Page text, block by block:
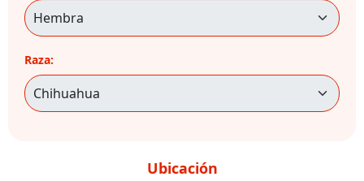
Raza:
Ubicación